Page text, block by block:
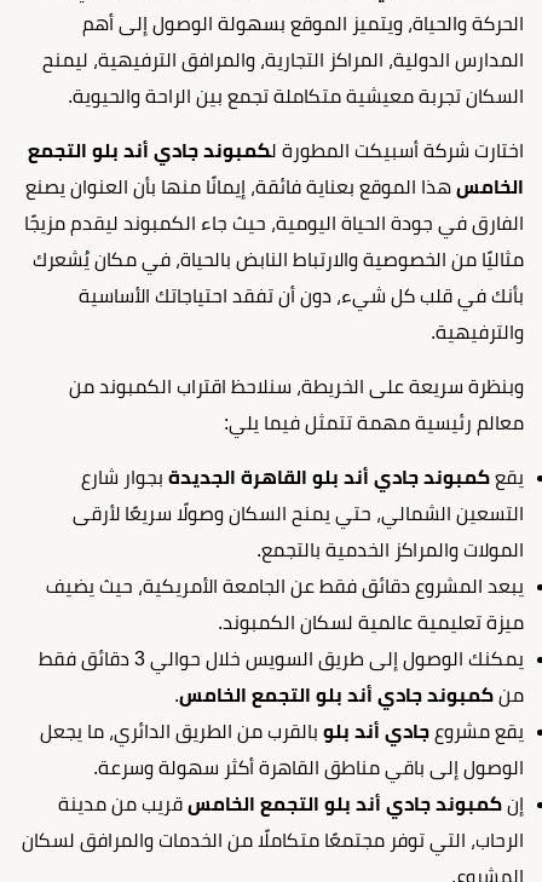
الحركة والحياة، ويتميز الموقع بسهولة الوصول إلى أهم
المدارس الدولية، المراكز التجارية، والمرافق الترفيهية، ليمنح
السكان تجربة معيشية متكاملة تجمع بين الراحة والحيوية.
اختارت شركة أسبيكت المطورة لكمبوند جادي أند بلو التجمع
الخامس هذا الموقع بعناية فائقة، إيمانًا منها بأن العنوان يصنع
الفارق في جودة الحياة اليومية، حيث جاء الكمبوند ليقدم مزيجًا
مثاليًا من الخصوصية والارتباط النابض بالحياة، في مكان يُشعرك
بأنك في قلب كل شيء، دون أن تفقد احتياجاتك الأساسية
والترفيهية.
وبنظرة سريعة على الخريطة، سنلاحظ اقتراب الكمبوند من
معالم رئيسية مهمة تتمثل فيما يلي:
يقع كمبوند جادي أند بلو القاهرة الجديدة بجوار شارع
التسعين الشمالي، حتي يمنح السكان وصولًا سريعًا لأرقى
المولات والمراكز الخدمية بالتجمع.
يبعد المشروع دقائق فقط عن الجامعة الأمريكية، حيث يضيف
ميزة تعليمية عالمية لسكان الكمبوند.
يمكنك الوصول إلى طريق السويس خلال حوالي 3 دقائق فقط
من كمبوند جادي أند بلو التجمع الخامس.
يقع مشروع جادي أند بلو بالقرب من الطريق الدائري، ما يجعل
الوصول إلى باقي مناطق القاهرة أكثر سهولة وسرعة.
إن كمبوند جادي أند بلو التجمع الخامس قريب من مدينة
الرحاب، التي توفر مجتمعًا متكاملًا من الخدمات والمرافق لسكان
المشروع.